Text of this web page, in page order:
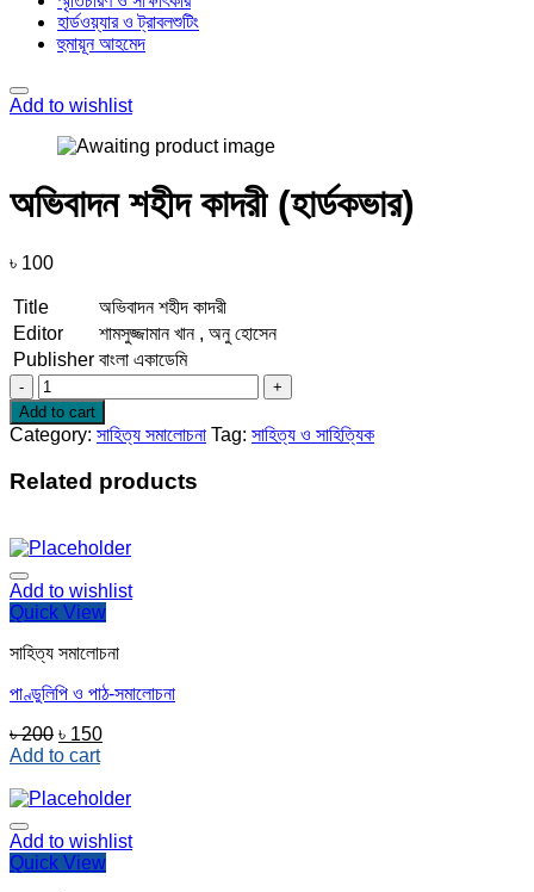
হার্ডওয়্যার ও ট্রাবলশুটিং
হুমায়ূন আহমেদ
Add to wishlist
অভিবাদন শহীদ কাদরী (হার্ডকভার)
৳ 100
Title
অভিবাদন শহীদ কাদরী
Editor
শামসুজ্জামান খান , অনু হোসেন
Publisher বাংলা একাডেমি
অভিবাদন
শহীদ
কাদরী
(হার্ডকভার)
quantity
Add to cart
Category: সাহিত্য সমালোচনা Tag: সাহিত্য ও সাহিত্যিক
Related products
Add to wishlist
Quick View
সাহিত্য সমালোচনা
পাণ্ডুলিপি ও পাঠ-সমালোচনা
৳200 Original
price
৳ 200.
৳ 150Current
৳ 150.
Add to cart
Add to wishlist
Quick View